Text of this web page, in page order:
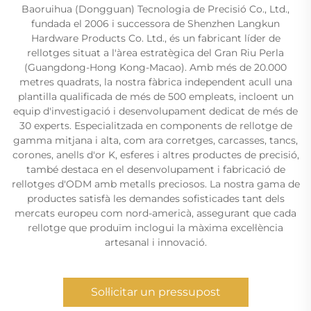
Baoruihua (Dongguan) Tecnologia de Precisió Co., Ltd.,
fundada el 2006 i successora de Shenzhen Langkun
Hardware Products Co. Ltd., és un fabricant líder de
rellotges situat a l'àrea estratègica del Gran Riu Perla
(Guangdong-Hong Kong-Macao). Amb més de 20.000
metres quadrats, la nostra fàbrica independent acull una
plantilla qualificada de més de 500 empleats, incloent un
equip d'investigació i desenvolupament dedicat de més de
30 experts. Especialitzada en components de rellotge de
gamma mitjana i alta, com ara corretges, carcasses, tancs,
corones, anells d'or K, esferes i altres productes de precisió,
també destaca en el desenvolupament i fabricació de
rellotges d'ODM amb metalls preciosos. La nostra gama de
productes satisfà les demandes sofisticades tant dels
mercats europeu com nord-americà, assegurant que cada
rellotge que produïm inclogui la màxima excel·lència
artesanal i innovació.
Sol·licitar un pressupost